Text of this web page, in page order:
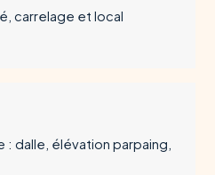
carrelage et local
dalle, élévation parpaing,